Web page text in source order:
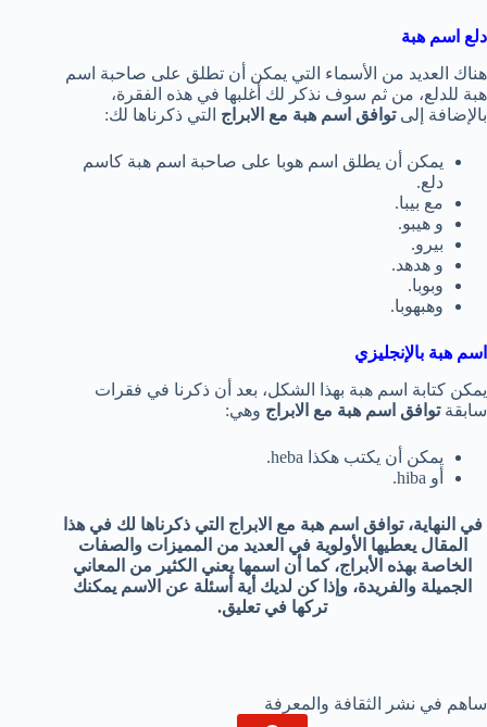
دلع اسم هبة
هناك العديد من الأسماء التي يمكن أن تطلق على صاحبة اسم
هبة للدلع، من ثم سوف نذكر لك أغلبها في هذه الفقرة،
بالإضافة إلىتوافق اسم هبة مع الابراج التي ذكرناها لك:
يمكن أن يطلق اسم هوبا على صاحبة اسم هبة كاسم
دلع.
مع بيبا.
و هيبو.
بيرو.
و هدهد.
وبوبا.
وهبهوبا.
اسم هبة بالإنجليزي
يمكن كتابة اسم هبة بهذا الشكل، بعد أن ذكرنا في فقرات
سابقةتوافق اسم هبة مع الابراج وهي:
يمكن أن يكتب هكذا heba.
أو hiba.
في النهاية، توافق اسم هبة مع الابراج التي ذكرناها لك في هذا
المقال يعطيها الأولوية في العديد من المميزات والصفات
الخاصة بهذه الأبراج، كما أن اسمها يعني الكثير من المعاني
الجميلة والفريدة، وإذا كن لديك أية أسئلة عن الاسم يمكنك
تركها في تعليق.
ساهم في نشر الثقافة والمعرفة